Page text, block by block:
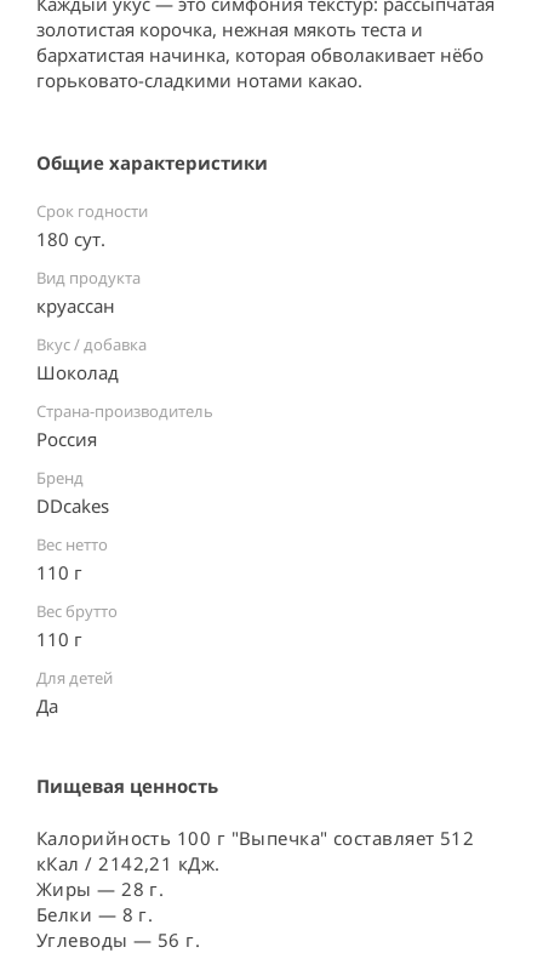
золотистая корочка, нежная мякоть теста и
бархатистая начинка, которая обволакивает нёбо
горьковато-сладкими нотами какао.
Общие характеристики
Срок годности
180 сут.
Вид продукта
круассан
Вкус / добавка
Шоколад
Страна-производитель
Россия ⠀
Бренд
DDcakes
Вес нетто
110 г
Вес брутто
110 г
Для детей
Да
Пищевая ценность
Калорийность 100 г "Выпечка" составляет 512
кКал / 2142,21 кДж.
Жиры — 28 г.
Белки — 8 г.
Углеводы — 56 г.